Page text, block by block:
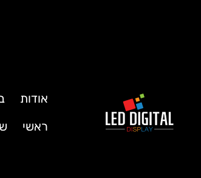
אודות
ראשי